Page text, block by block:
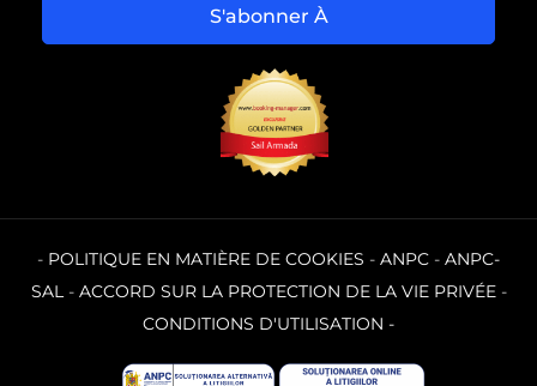
S'abonner À
- POLITIQUE EN MATIÈRE DE COOKIES - ANPC - ANPC-
SAL- ACCORD SUR LA PROTECTION DE LA VIE PRIVÉE-
CONDITIONS D'UTILISATION -